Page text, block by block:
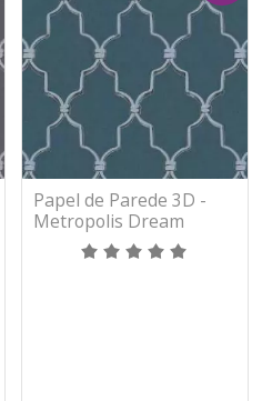
Papel de Parede 3D -
Metropolis Dream
Again - 365024 - TNT -
Vinilíco